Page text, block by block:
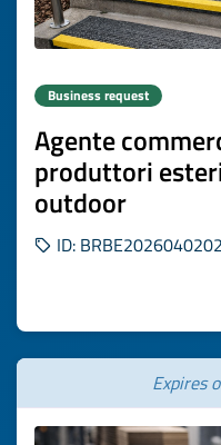
Business request
Agente
produttori
outdoor
ID:
Expires